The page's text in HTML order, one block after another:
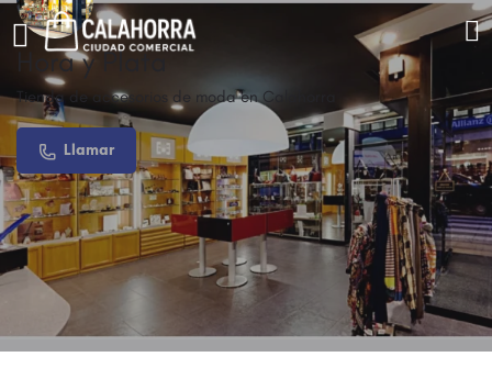
Hora y Plata
Tienda de accesorios de moda en Calahorra
Llamar